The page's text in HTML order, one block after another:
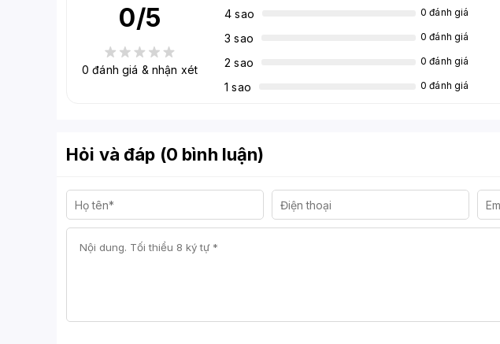
0/5
0 đánh giá & nhận xét
4 sao 0 đánh giá
3 sao 0 đánh giá
2 sao 0 đánh giá
1 sao 0 đánh giá
Hỏi và đáp (0 bình luận)